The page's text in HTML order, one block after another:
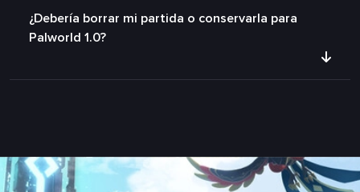
¿Debería borrar mi partida o conservarla para
Palworld 1.0?